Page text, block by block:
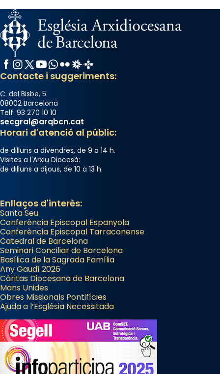
Facebook
Instagram
X / Twitter
YouTube
WhatsApp
FlickrRadio Estel
Catalunya Cristiana
Contacte i suggeriments:
C. del Bisbe, 5
08002 Barcelona
Telf. 93 270 10 10
secgral@arqbcn.cat
Horari d'atenció al públic:
de dilluns a divendres, de 9 a 14 h.
Visites a l'Arxiu Diocesà:
de dilluns a dijous, de 10 a 13 h.
Enllaços d'interès:
Santa Seu
Conferència Episcopal Espanyola
Conferència Episcopal Tarraconense
Catedral de Barcelona
Seminari Conciliar de Barcelona
Basílica de la Sagrada Família
Any Gaudí 2026
Càritas Diocesana de Barcelona
Mans Unides
Obres Missionals Pontifícies
Ajuda a l’Església Necessitada